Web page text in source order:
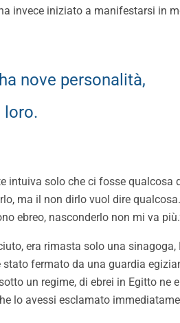
invece iniziato a manifestarsi in
nove personalità,
loro.
intuiva solo che ci fosse qualcosa
ma il non dirlo vuol dire
ebreo, nasconderlo non mi va
era rimasta solo una
fermato da una guardia
un regime, di ebrei in Egitto ne
lo avessi esclamato